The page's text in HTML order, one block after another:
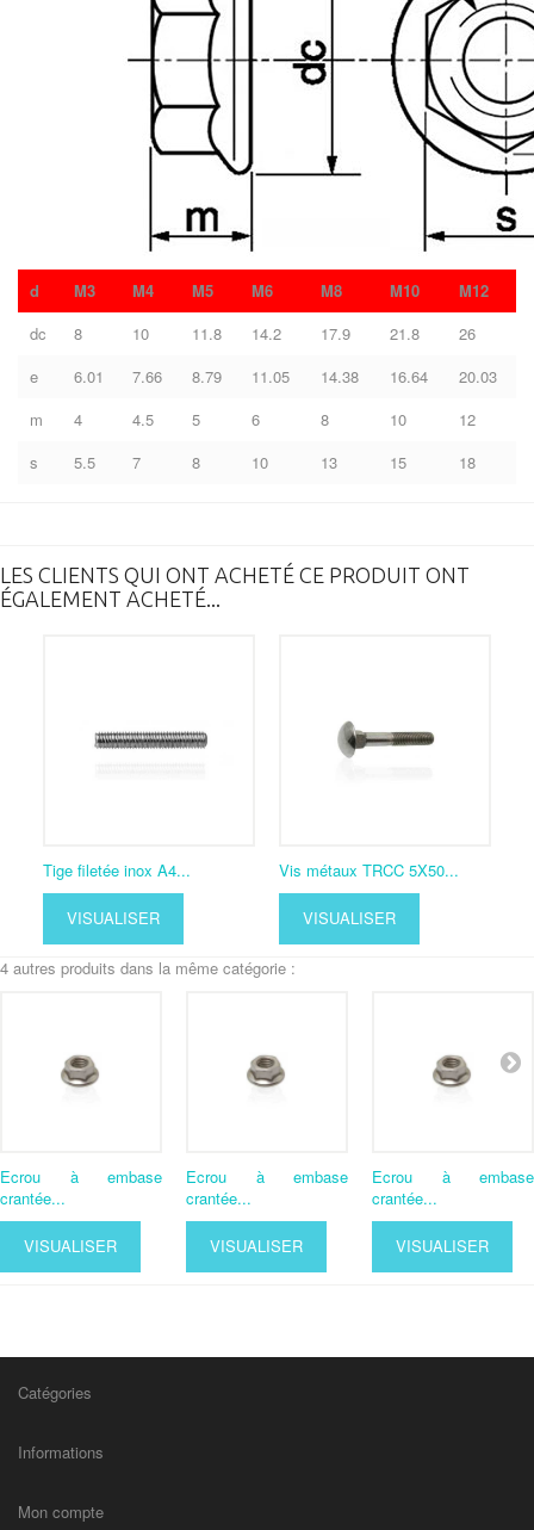
d M3 M4 M5 M6 M8 M10
M12
dc
8 10 11.8 14.2 17.9 21.8
26
e
6.01 7.66 8.79 11.05 14.38 16.64
20.03
m
4 4.5 5 6 8 10
12
s
5.5 7 8 10 13 15 18
LES CLIENTS QUI ONT ACHETÉ CE PRODUIT ONT
ÉGALEMENT ACHETÉ...
Tige filetée inox A4...
VISUALISER
Vis métaux TRCC 5X50...
VISUALISER
4 autres produits dans la même catégorie :
Ecrou à embase
crantée...
VISUALISER
Ecrou à embase
crantée...
VISUALISER
Ecrou à embase
crantée...
VISUALISER
Catégories
Informations
Mon compte